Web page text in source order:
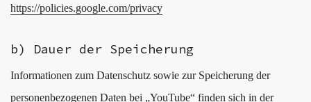
https://policies.google.com/privacy
b) Dauer der Speicherung
Informationen zum Datenschutz sowie zur Speicherung der
personenbezogenen Daten bei „YouTube“ finden sich in der